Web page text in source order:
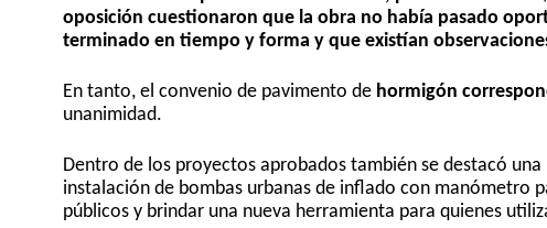
oposición cuestionaron que la obra no había pasado
terminado en tiempo y forma y que existían
En tanto, el convenio de pavimento de hormigón
unanimidad.
Dentro de los proyectos aprobados también se destacó
instalación de bombas urbanas de inflado con manómetro
públicos y brindar una nueva herramienta para quienes